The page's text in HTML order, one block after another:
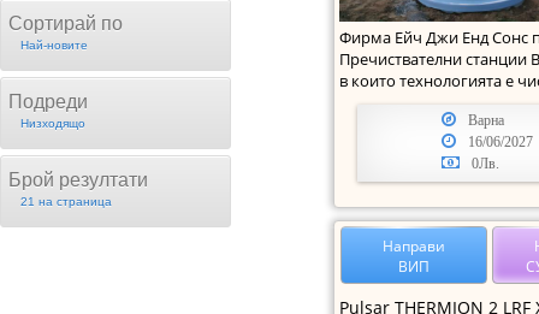
Сортирай по
Най-новите
Подреди
Низходящо
Брой резултати
21 на страница
Фирма Ейч Джи Енд Сонс
Пречиствателни станции
в които технологията е
процес и не се
Варна
16/06/2027
0Лв.
Направи
ВИП